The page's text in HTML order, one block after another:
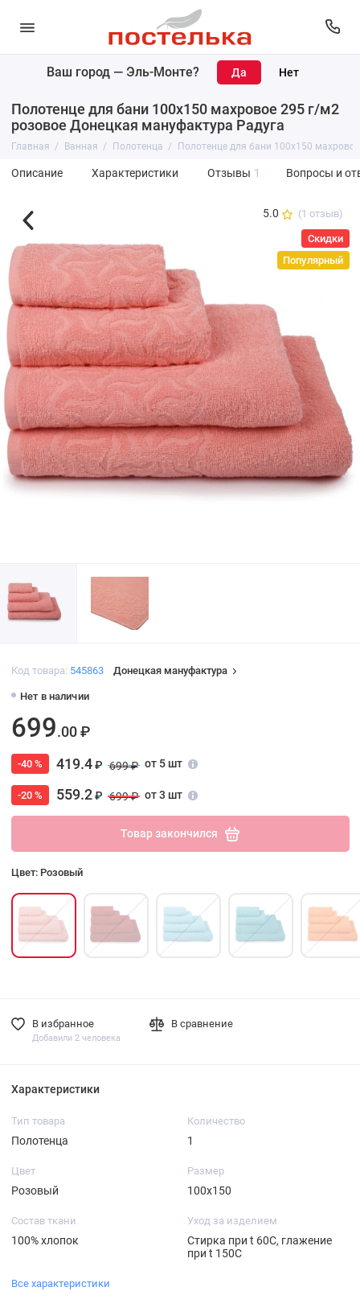
Ваш город — Эль-Монте?
Полотенце для бани 100х150 махровое 295 г/м2
розовое Донецкая мануфактура Радуга
Главная Ванная Полотенца Полотенце для бани 100х150
Описание Характеристики Отзывы 1 Вопросы и
5.0 (1 отзыв)
Скидки
Популярный
Код товара: 545863 Донецкая мануфактура
Нет в наличии
699.00 ₽
-40 % 419.4₽ 699 ₽ от 5 шт
-20 % 559.2₽ 699 ₽ от 3 шт
Товар закончился
Цвет: Розовый
В избранное
Добавили 2 человека
В сравнение
Характеристики
Тип товара
Полотенца
Количество
1
Цвет
Розовый
Размер
100х150
Состав ткани
100% хлопок
Уход за изделием
Стирка при t 60С, глажение
при t 150С
Все характеристики